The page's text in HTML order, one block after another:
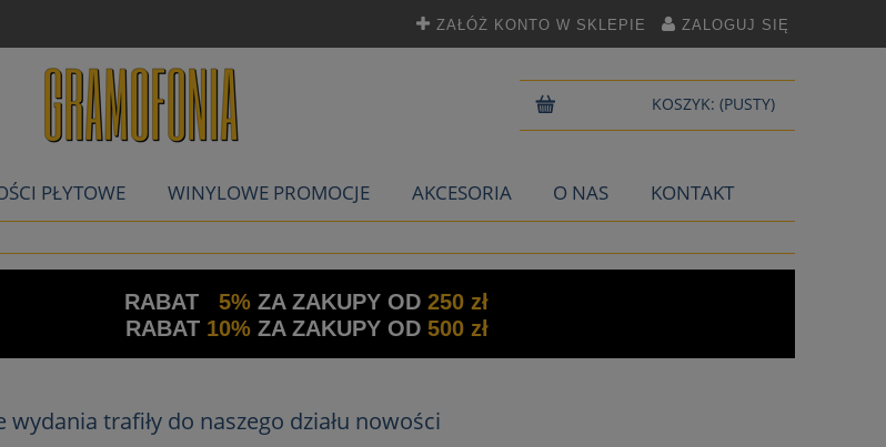
ZAŁÓŻ KONTO W SKLEPIE ZALOGUJ SIĘ
KOSZYK: (PUSTY)
PŁYTOWE WINYLOWE PROMOCJE AKCESORIA O NAS
KONTAKT
RABAT 5% ZA ZAKUPY OD 250 zł
RABAT 10%ZA ZAKUPY OD 500 zł
wydania trafiły do naszego działu nowości